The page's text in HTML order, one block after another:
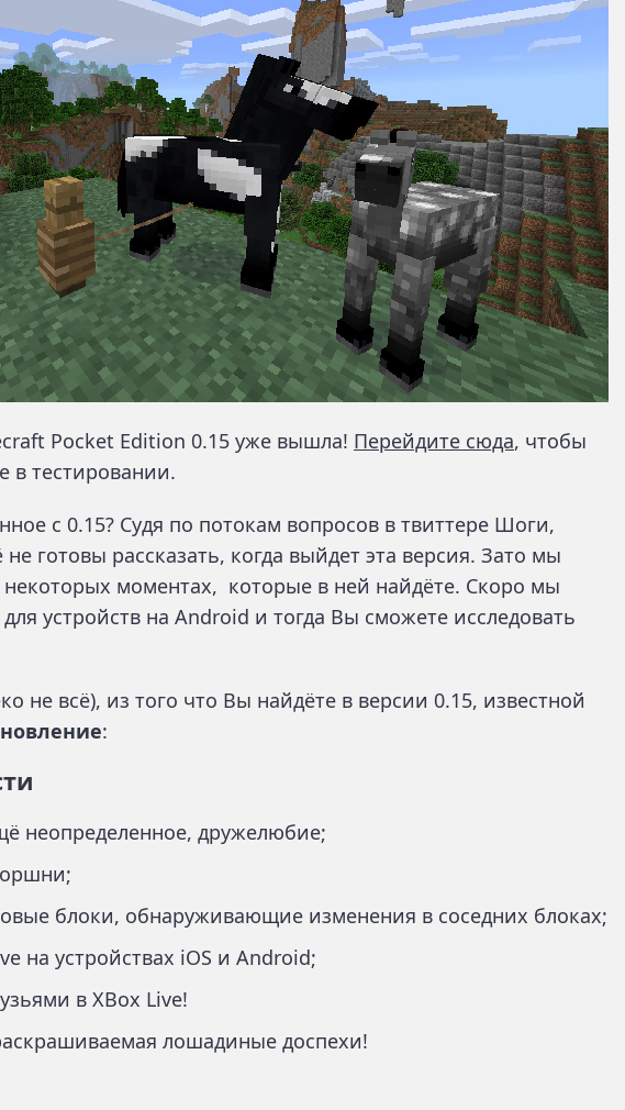
Pocket Edition 0.15 уже вышла! Перейдите сюда, чтобы
в тестировании.
с 0.15? Судя по потокам вопросов в твиттере Шоги,
готовы рассказать, когда выйдет эта версия. Зато мы
моментах, которые в ней найдёте. Скоро мы
устройств на Android и тогда Вы сможете исследовать
не всё), из того что Вы найдёте в версии 0.15, известной
:
неопределенное, дружелюбие;
блоки, обнаруживающие изменения в соседних блоках;
на устройствах iOS и Android;
в XBox Live!
лошадиные доспехи!